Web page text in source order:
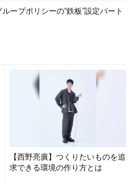
ョン案件を受けることもできな
リソースが足りないからだ。
るようなところでないと対応
日本でFluentdのサポートを提
事情があるという。NTTデータ
ーターとして初めて、トレジャ
自社としてサポートサービスを
ープポリシーの“鉄板”設定パート
【西野亮廣】つくりたいものを追
求できる環境の作り方とは